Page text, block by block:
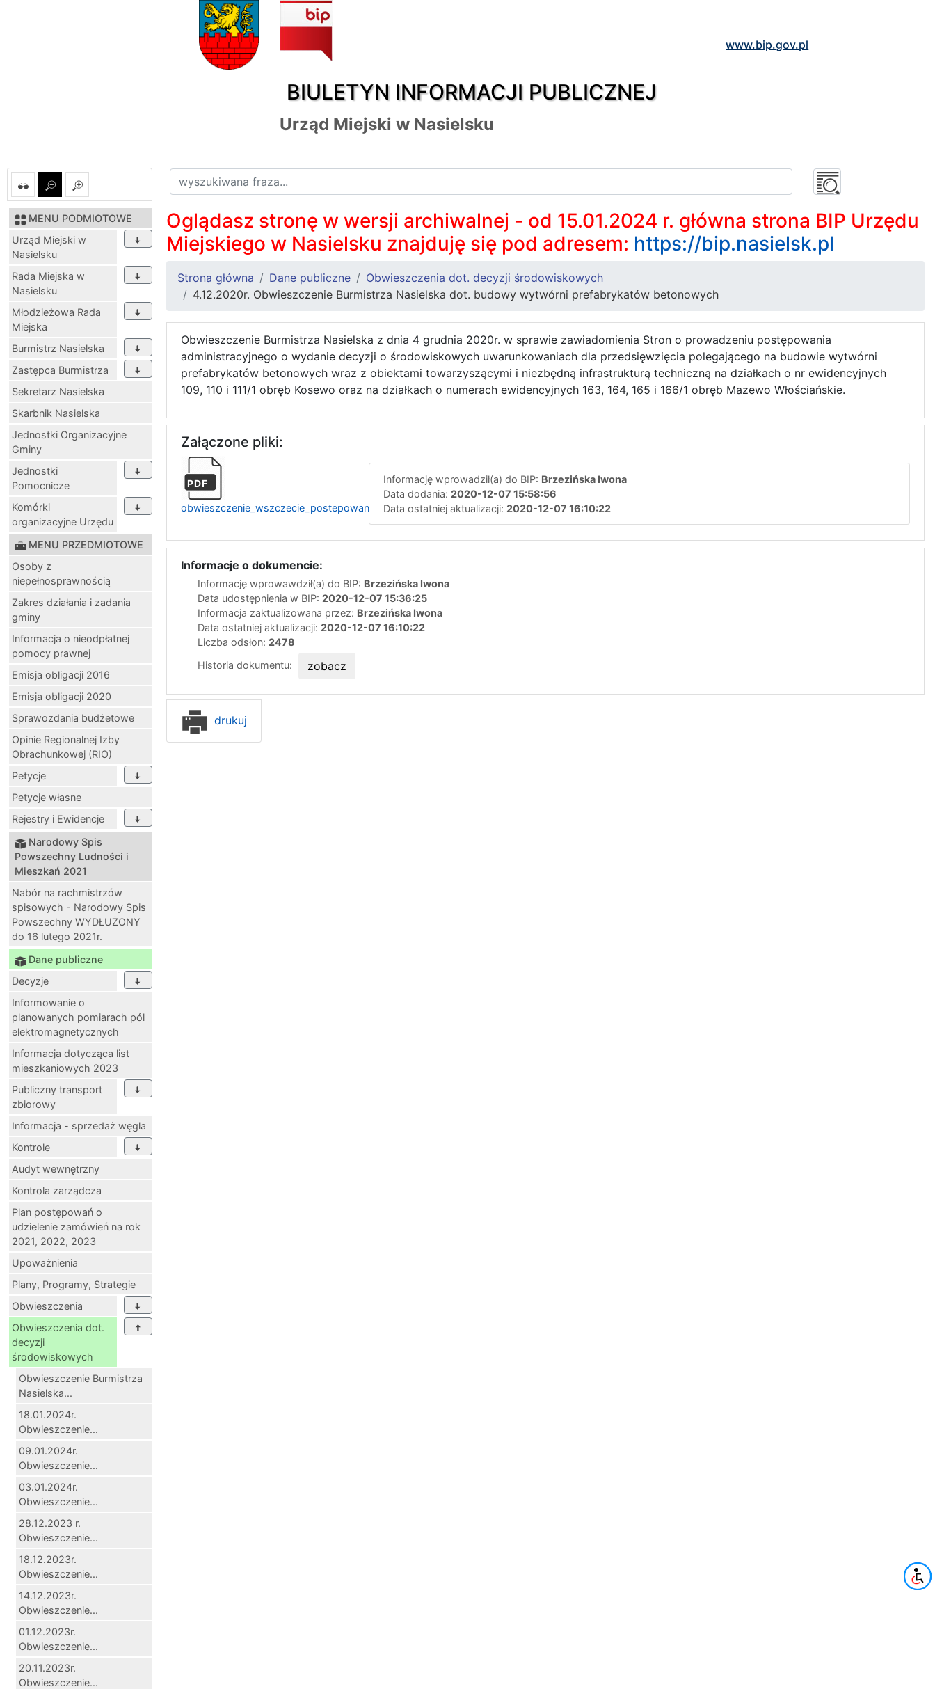
BIULETYN INFORMACJI PUBLICZNEJ
www.bip.gov.pl
Urząd Miejski w Nasielsku
MENU PODMIOTOWE
Urząd Miejski w
Nasielsku
Rada Miejska w
Nasielsku
Młodzieżowa Rada
Miejska
Burmistrz Nasielska
Zastępca Burmistrza
Sekretarz Nasielska
Skarbnik Nasielska
Jednostki Organizacyjne
Gminy
Jednostki
Pomocnicze
Komórki
organizacyjne Urzędu
MENU PRZEDMIOTOWE
Osoby z
niepełnosprawnością
Zakres działania i zadania
gminy
Informacja o nieodpłatnej
pomocy prawnej
Emisja obligacji 2016
Emisja obligacji 2020
Sprawozdania budżetowe
Opinie Regionalnej Izby
Obrachunkowej (RIO)
Petycje
Petycje własne
Rejestry i Ewidencje
Narodowy Spis
Powszechny Ludności i
Mieszkań 2021
Nabór na rachmistrzów
spisowych - Narodowy Spis
Powszechny WYDŁUŻONY
do 16 lutego 2021r.
Dane publiczne
Decyzje
Informowanie o
planowanych pomiarach pól
elektromagnetycznych
Informacja dotycząca list
mieszkaniowych 2023
Publiczny transport
zbiorowy
Informacja - sprzedaż węgla
Kontrole
Audyt wewnętrzny
Kontrola zarządcza
Plan postępowań o
udzielenie zamówień na rok
2021, 2022, 2023
Upoważnienia
Plany, Programy, Strategie
Obwieszczenia
Obwieszczenia dot.
decyzji
środowiskowych
Obwieszczenie Burmistrza
Nasielska...
18.01.2024r.
Obwieszczenie...
09.01.2024r.
Obwieszczenie...
03.01.2024r.
Obwieszczenie...
28.12.2023 r.
Obwieszczenie...
18.12.2023r.
Obwieszczenie...
14.12.2023r.
Obwieszczenie...
01.12.2023r.
Obwieszczenie...
20.11.2023r.
Obwieszczenie...
Oglądasz stronę w wersji archiwalnej - od 15.01.2024 r. główna strona BIP Urzędu
Miejskiego w Nasielsku znajduję się pod adresem: https://bip.nasielsk.pl
Strona główna Dane publiczne
Obwieszczenia dot. decyzji środowiskowych
4.12.2020r. Obwieszczenie Burmistrza Nasielska dot. budowy wytwórni prefabrykatów betonowych
Obwieszczenie Burmistrza Nasielska z dnia 4 grudnia 2020r. w sprawie zawiadomienia Stron o prowadzeniu postępowania
administracyjnego o wydanie decyzji o środowiskowych uwarunkowaniach dla przedsięwzięcia polegającego na budowie wytwórni
prefabrykatów betonowych wraz z obiektami towarzyszącymi i niezbędną infrastrukturą techniczną na działkach o nr ewidencyjnych
109, 110 i 111/1 obręb Kosewo oraz na działkach o numerach ewidencyjnych 163, 164, 165 i 166/1 obręb Mazewo Włościańskie.
Załączone pliki:
PDF
obwieszczenie_wszczecie_postepowania
Informację wprowadził(a) do BIP: Brzezińska Iwona
Data dodania: 2020-12-07 15:58:56
Data ostatniej aktualizacji: 2020-12-07 16:10:22
Informacje o dokumencie:
Informację wprowawdził(a) do BIP: Brzezińska Iwona
Data udostępnienia w BIP: 2020-12-07 15:36:25
Informacja zaktualizowana przez: Brzezińska Iwona
Data ostatniej aktualizacji: 2020-12-07 16:10:22
Liczba odsłon: 2478
Historia dokumentu:
zobacz
drukuj